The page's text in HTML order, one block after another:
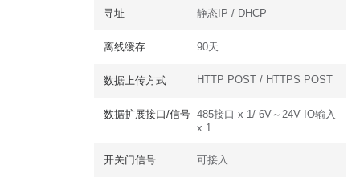
寻址 静态IP / DHCP
离线缓存 90天
数据上传方式 HTTP POST / HTTPS POST
数据扩展接口/信号 485接口 x 1/ 6V～24V IO输入
x 1
开关门信号 可接入